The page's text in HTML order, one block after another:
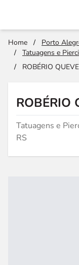
Home /
Porto
/
Tatuagens e
/
ROBÉRIO
ROBÉRIO
Tatuagens e
RS